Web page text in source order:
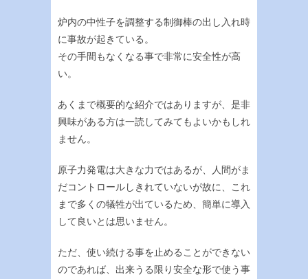
炉内の中性子を調整する制御棒の出し入れ時
に事故が起きている。
その手間もなくなる事で非常に安全性が高
い。
あくまで概要的な紹介ではありますが、是非
興味がある方は一読してみてもよいかもしれ
ません。
原子力発電は大きな力ではあるが、人間がま
だコントロールしきれていないが故に、これ
まで多くの犠牲が出ているため、簡単に導入
して良いとは思いません。
ただ、使い続ける事を止めることができない
のであれば、出来うる限り安全な形で使う事